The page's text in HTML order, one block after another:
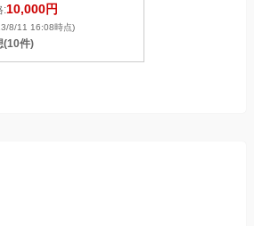
:10,000円
8/11 16:08時点)
(10件)